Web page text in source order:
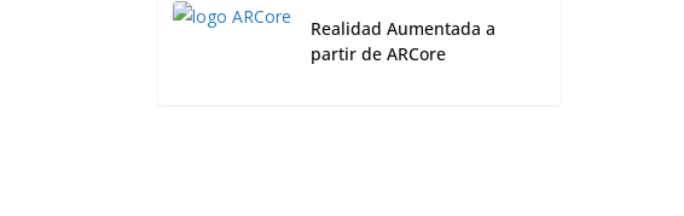
Realidad Aumentada a
partir de ARCore